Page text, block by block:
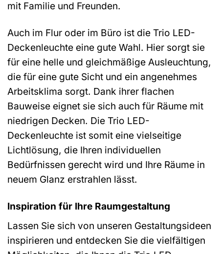
mit Familie und Freunden.
Auch im Flur oder im Büro ist die Trio LED-
Deckenleuchte eine gute Wahl. Hier sorgt sie
für eine helle und gleichmäßige Ausleuchtung,
die für eine gute Sicht und ein angenehmes
Arbeitsklima sorgt. Dank ihrer flachen
Bauweise eignet sie sich auch für Räume mit
niedrigen Decken. Die Trio LED-
Deckenleuchte ist somit eine vielseitige
Lichtlösung, die Ihren individuellen
Bedürfnissen gerecht wird und Ihre Räume in
neuem Glanz erstrahlen lässt.
Inspiration für Ihre Raumgestaltung
Lassen Sie sich von unseren Gestaltungsideen
inspirieren und entdecken Sie die vielfältigen